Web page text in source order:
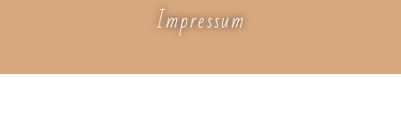
Impressum